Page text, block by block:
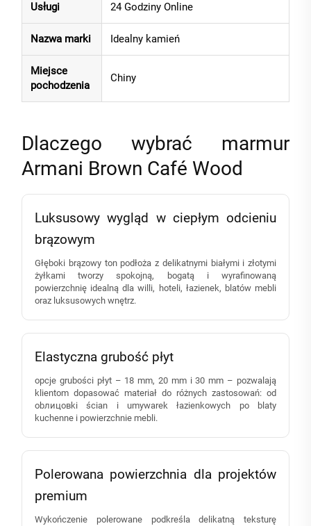
Usługi 24 Godziny Online
Nazwa marki Idealny kamień
Miejsce
pochodzenia
Chiny
Dlaczego wybrać marmur
Armani Brown Café Wood
Luksusowy wygląd w ciepłym odcieniu
brązowym
Głęboki brązowy ton podłoża z delikatnymi białymi i złotymi
żyłkami tworzy spokojną, bogatą i wyrafinowaną
powierzchnię idealną dla willi, hoteli, łazienek, blatów mebli
oraz luksusowych wnętrz.
Elastyczna grubość płyt
opcje grubości płyt – 18 mm, 20 mm i 30 mm – pozwalają
klientom dopasować materiał do różnych zastosowań: od
obлицовki ścian i umywarek łazienkowych po blaty
kuchenne i powierzchnie mebli.
Polerowana powierzchnia dla projektów
premium
Wykończenie polerowane podkreśla delikatną teksturę